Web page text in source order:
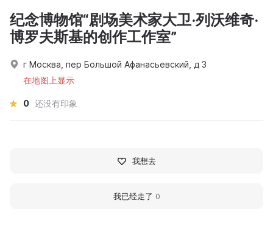
纪念博物馆“剧场美术家大卫·列沃维奇·
博罗夫斯基的创作工作室”
г Москва, пер Большой Афанасьевский, д 3
在地图上显示
0 还没有印象
我想去
我已经走了 0